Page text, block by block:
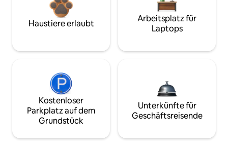
Haustiere erlaubt
Arbeitsplatz für
Laptops
Kostenloser
Parkplatz auf dem
Grundstück
Unterkünfte für
Geschäftsreisende